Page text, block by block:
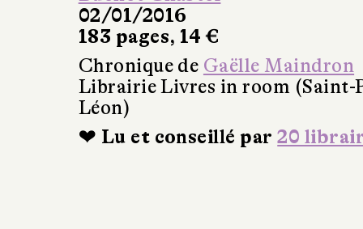
02/01/2016
183 pages, 14 €
Chronique de Gaëlle Maindron
Librairie Livres in room (Saint-
Léon)
❤ Lu et conseillé par20